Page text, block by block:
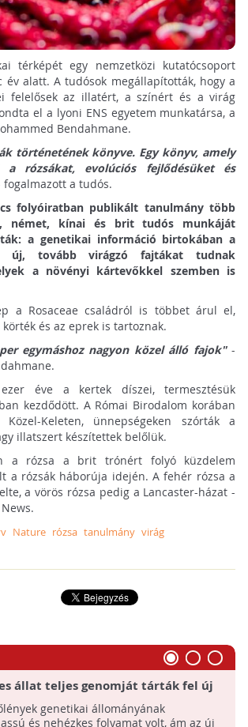
térképét egy nemzetközi kutatócsoport
év alatt. A tudósok megállapították, hogy a
felelősek az illatért, a színért és a virág
el a lyoni ENS egyetem munkatársa, a
Bendahmane.
történetének könyve. Egy könyv, amely
a rózsákat, evolúciós fejlődésüket és
a tudós.
folyóiratban publikált tanulmány több
német, kínai és brit tudós munkáját
a genetikai információ birtokában a
új, tovább virágzó fajtákat tudnak
a növényi kártevőkkel szemben is
a Rosaceae családról is többet árul el,
és az eprek is tartoznak.
egymáshoz nagyon közel álló fajok"-
éve a kertek díszei, termesztésük
kezdődött. A Római Birodalom korában
Keleten, ünnepségeken szórták a
illatszert készítettek belőlük.
a rózsa a brit trónért folyó küzdelem
a rózsák háborúja idején. A fehér rózsa a
a vörös rózsa pedig a Lancaster-házat -
Nature rózsa tanulmány virág
állat teljes genomját tárták fel új
genetikai állományának
és nehézkes folyamat volt, ám az új